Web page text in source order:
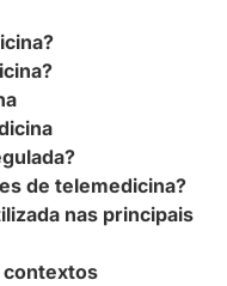
de telemedicina?
nas principais
contextos